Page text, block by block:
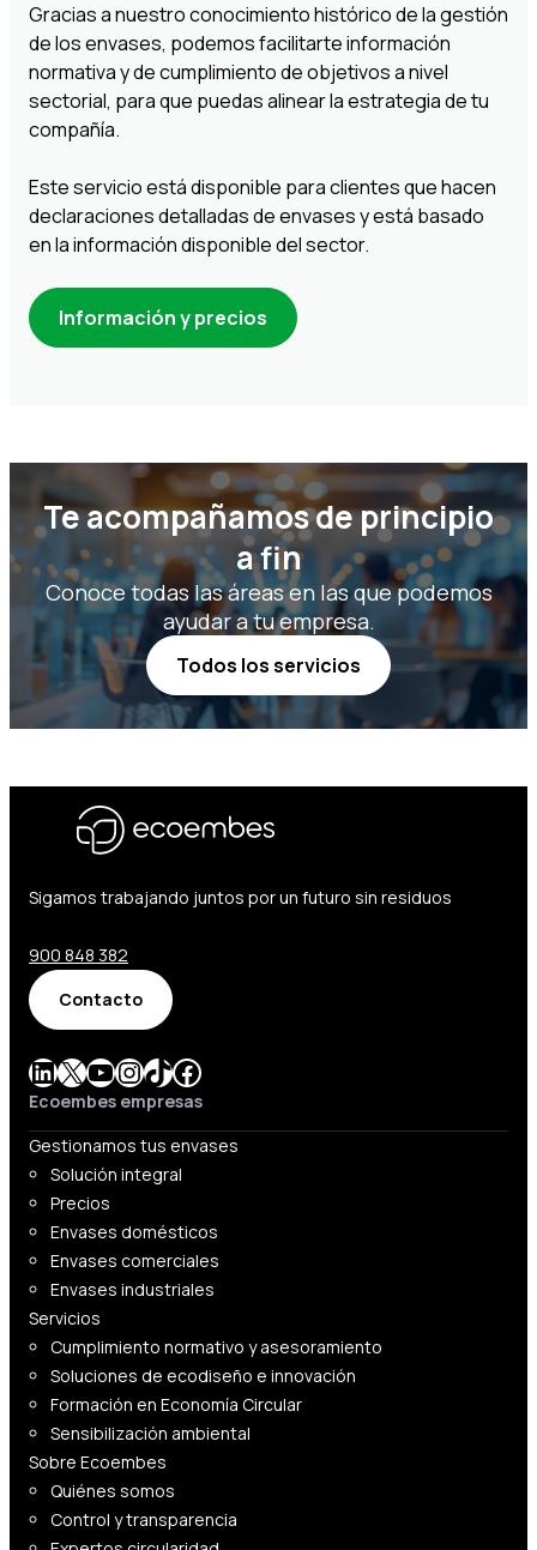
Gracias a nuestro conocimiento histórico de la gestión
de los envases, podemos facilitarte información
normativa y de cumplimiento de objetivos a nivel
sectorial, para que puedas alinear la estrategia de tu
compañía.
Este servicio está disponible para clientes que hacen
declaraciones detalladas de envases y está basado
en la información disponible del sector.
Información y precios
Te acompañamos de principio
a fin
Conoce todas las áreas en las que podemos
ayudar a tu empresa.
Todos los servicios
Sigamos trabajando juntos por un futuro sin residuos
900 848 382
Contacto
LinkedIn
X YouTube
Instagram
TikTok
Facebook
Ecoembes empresas
Gestionamos tus envases
Solución integral
Precios
Envases domésticos
Envases comerciales
Envases industriales
Servicios
Cumplimiento normativo y asesoramiento
Soluciones de ecodiseño e innovación
Formación en Economía Circular
Sensibilización ambiental
Sobre Ecoembes
Quiénes somos
Control y transparencia